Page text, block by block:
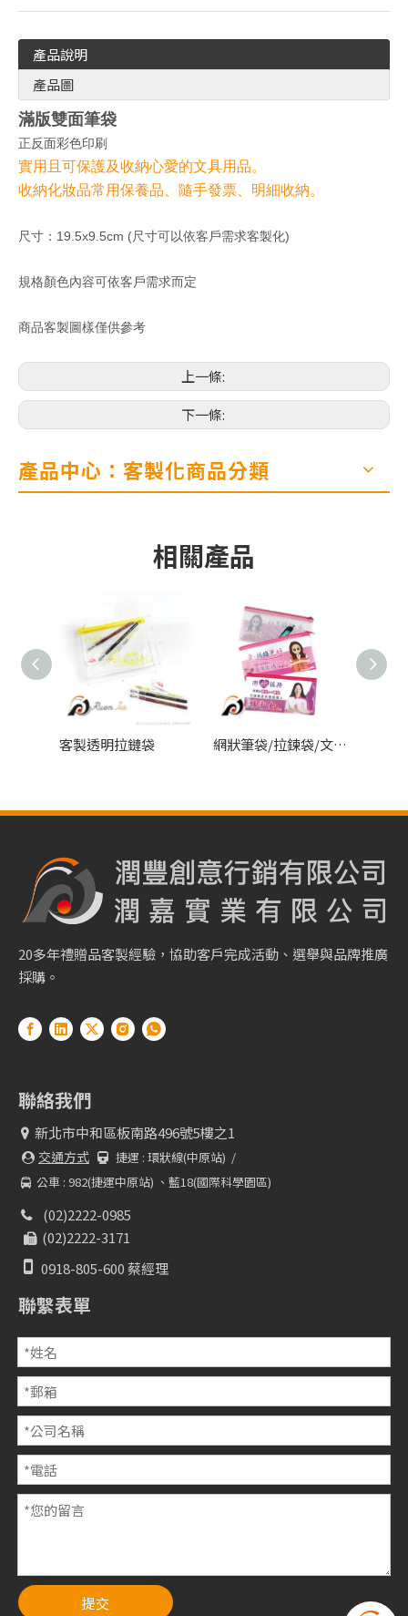
產品說明
產品圖
滿版雙面筆袋
正反面彩色印刷
實用且可保護及收納心愛的文具用品。
收納化妝品常用保養品、隨手發票、明細收納。
尺寸：19.5x9.5cm (尺寸可以依客戶需求客製化)
規格顏色內容可依客戶需求而定
商品客製圖樣僅供參考
上一條:
下一條:
產品中心：客製化商品分類
相關產品
客製透明拉鏈袋 網狀筆袋/拉鍊袋/文具筆袋
20多年禮贈品客製經驗，協助客戶完成活動、選舉與品牌推廣
採購。
聯絡我們
 新北市中和區板南路496號5樓之1
 交通方式  捷運 : 環狀線(中原站) /
 公車 : 982(捷運中原站) 、藍18(國際科學園區)
 (02)2222-0985
(02)2222-3171
 0918-805-600 蔡經理
聯繫表單
提交